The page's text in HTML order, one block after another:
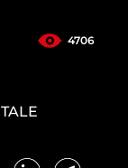
4706